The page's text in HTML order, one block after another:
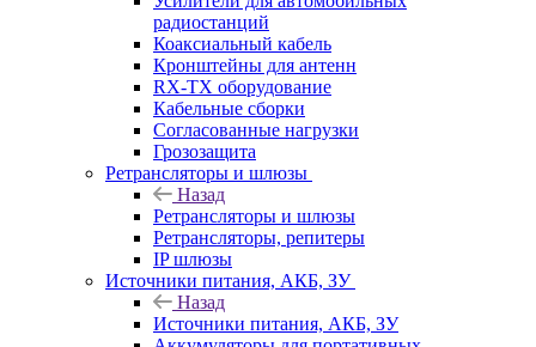
радиостанций
Коаксиальный кабель
Кронштейны для антенн
RX-TX оборудование
Кабельные сборки
Согласованные нагрузки
Грозозащита
Ретрансляторы и шлюзы
Назад
Ретрансляторы и шлюзы
Ретрансляторы, репитеры
IP шлюзы
Источники питания, АКБ, ЗУ
Назад
Источники питания, АКБ, ЗУ